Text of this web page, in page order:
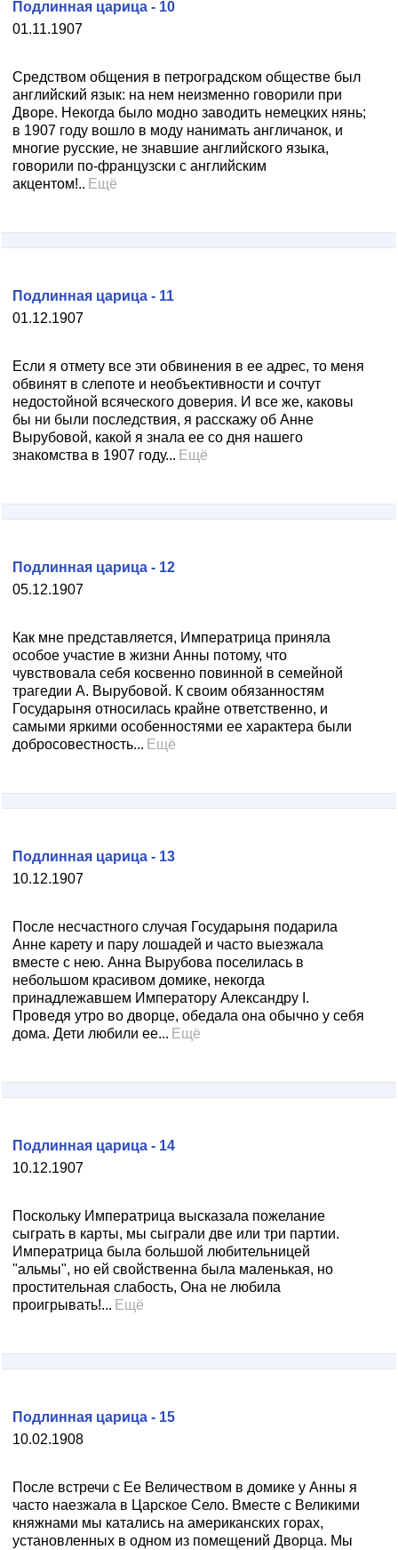
01.11.1907
Подлинная царица - 10
Средством общения в петроградском обществе был
английский язык: на нем неизменно говорили при
Дворе. Некогда было модно заводить немецких нянь;
в 1907 году вошло в моду нанимать англичанок, и
многие русские, не знавшие английского языка,
говорили по-французски с английским
акцентом!.. Ещё
01.12.1907
Подлинная царица - 11
Если я отмету все эти обвинения в ее адрес, то меня
обвинят в слепоте и необъективности и сочтут
недостойной всяческого доверия. И все же, каковы
бы ни были последствия, я расскажу об Анне
Вырубовой, какой я знала ее со дня нашего
знакомства в 1907 году... Ещё
05.12.1907
Подлинная царица - 12
Как мне представляется, Императрица приняла
особое участие в жизни Анны потому, что
чувствовала себя косвенно повинной в семейной
трагедии А. Вырубовой. К своим обязанностям
Государыня относилась крайне ответственно, и
самыми яркими особенностями ее характера были
добросовестность... Ещё
10.12.1907
Подлинная царица - 13
После несчастного случая Государыня подарила
Анне карету и пару лошадей и часто выезжала
вместе с нею. Анна Вырубова поселилась в
небольшом красивом домике, некогда
принадлежавшем Императору Александру I.
Проведя утро во дворце, обедала она обычно у себя
дома. Дети любили ее... Ещё
10.12.1907
Подлинная царица - 14
Поскольку Императрица высказала пожелание
сыграть в карты, мы сыграли две или три партии.
Императрица была большой любительницей
"альмы", но ей свойственна была маленькая, но
простительная слабость, Она не любила
проигрывать!... Ещё
10.02.1908
Подлинная царица - 15
После встречи с Ее Величеством в домике у Анны я
часто наезжала в Царское Село. Вместе с Великими
княжнами мы катались на американских горах,
установленных в одном из помещений Дворца. Мы